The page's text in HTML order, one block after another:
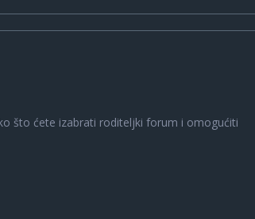
što ćete izabrati roditeljki forum i omogućiti